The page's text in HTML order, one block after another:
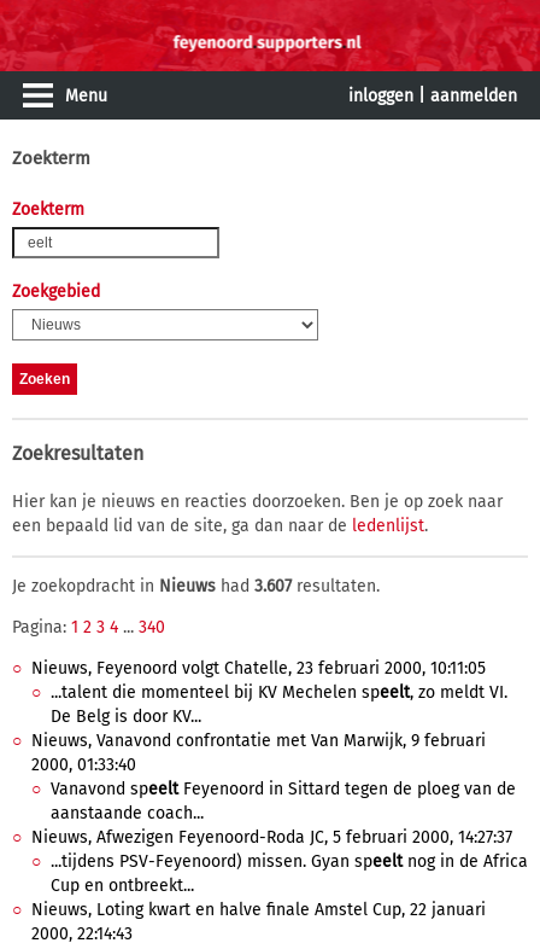
Menu inloggen aanmelden
Zoekterm
Zoekterm
Zoekgebied
Zoekresultaten
Hier kan je nieuws en reacties doorzoeken. Ben je op zoek naar
een bepaald lid van de site, ga dan naar de ledenlijst.
Je zoekopdracht in Nieuws had 3.607resultaten.
Pagina: 1 2 3 4 ... 340
Nieuws, Feyenoord volgt Chatelle, 23 februari 2000, 10:11:05
...talent die momenteel bij KV Mechelen speelt, zo meldt VI.
De Belg is door KV...
Nieuws, Vanavond confrontatie met Van Marwijk, 9 februari
2000, 01:33:40
Vanavond speeltFeyenoord in Sittard tegen de ploeg van de
aanstaande coach...
Nieuws, Afwezigen Feyenoord-Roda JC, 5 februari 2000, 14:27:37
...tijdens PSV-Feyenoord) missen. Gyan speeltnog in de Africa
Cup en ontbreekt...
Nieuws, Loting kwart en halve finale Amstel Cup, 22 januari
2000, 22:14:43